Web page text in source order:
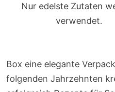
Nur edelste Zutaten
verwendet.
Box eine elegante
folgenden Jahrzehnten